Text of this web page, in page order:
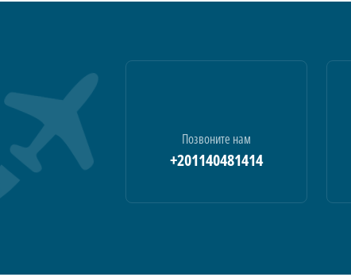
Позвоните нам
+201140481414